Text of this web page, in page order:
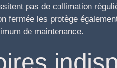
pas de collimation
fermée les protège
de maintenance.